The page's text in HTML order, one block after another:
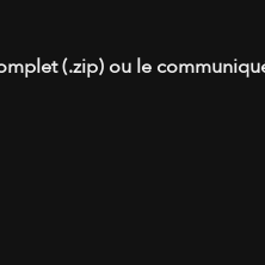
(.zip) ou le